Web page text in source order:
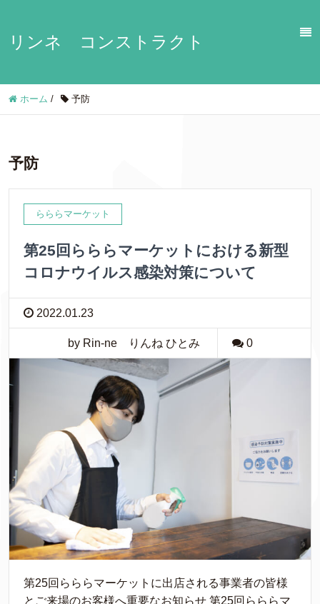
リンネ コンストラクト
ホーム / 予防
予防
らららマーケット
第25回らららマーケットにおける新型
コロナウイルス感染対策について
2022.01.23
by Rin-ne りんね ひとみ 0
第25回らららマーケットに出店される事業者の皆様
とご来場のお客様へ重要なお知らせ 第25回らららマ